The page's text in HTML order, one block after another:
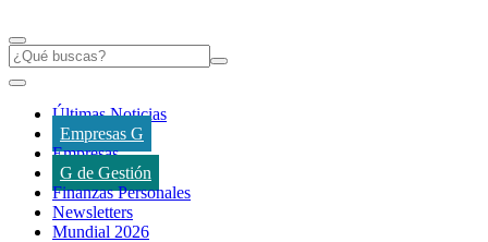
Últimas Noticias
Empresas G
Empresas
G de Gestión
Finanzas Personales
Newsletters
Mundial 2026